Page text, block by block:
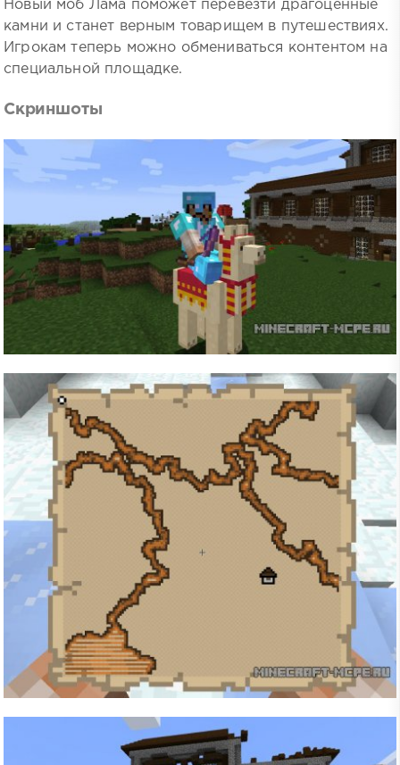
Новый моб Лама поможет перевезти драгоценные
камни и станет верным товарищем в путешествиях.
Игрокам теперь можно обмениваться контентом на
специальной площадке.
Скриншоты